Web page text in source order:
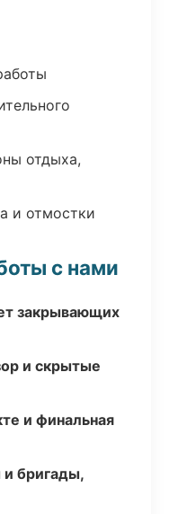
отдыха,
и отмостки
с нами
закрывающих
и скрытые
и финальная
бригады,